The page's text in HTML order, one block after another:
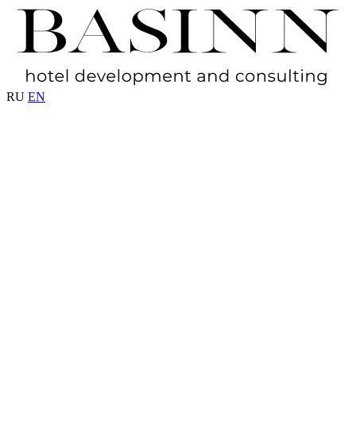
RU EN